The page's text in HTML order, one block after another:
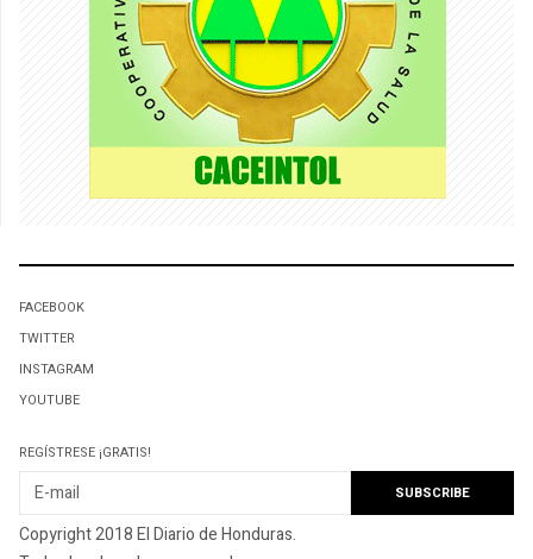
FACEBOOK
TWITTER
INSTAGRAM
YOUTUBE
REGÍSTRESE ¡GRATIS!
Copyright 2018 El Diario de Honduras.